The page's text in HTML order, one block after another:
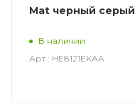
Mat черный серый
В наличии
Арт.: HE8121EKAA